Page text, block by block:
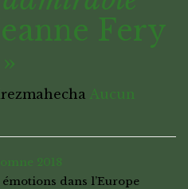
Fery
»
Aucun
2018
dans l’Europe